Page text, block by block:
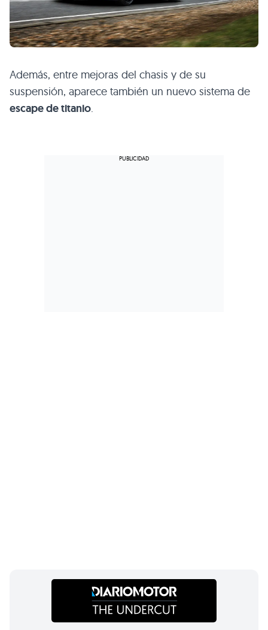
Además, entre mejoras del chasis y de su
suspensión, aparece también un nuevo sistema de
escape de titanio.